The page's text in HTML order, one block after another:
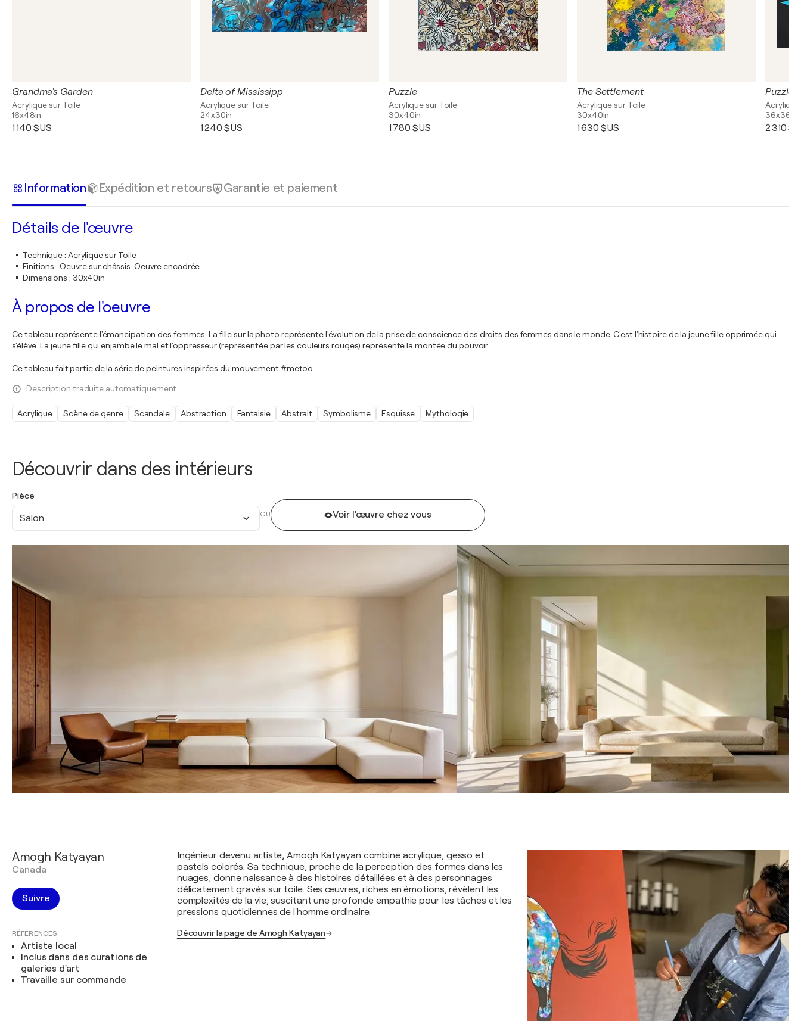
Découvrir dans des intérieurs
Pièce
Salon OU Voir l'œuvre chez vous
Grandma's Garden
Acrylique sur Toile
16x48in
1 140 $US
Delta of Mississipp
Acrylique sur Toile
24x30in
1 240 $US
Puzzle
Acrylique sur Toile
30x40in
1 780 $US
The Settlement
Acrylique sur Toile
30x40in
1 630 $US
Puzzle
36x36in
2 310
Information Expédition et retours Garantie et paiement
Détails de l'œuvre
Technique: Acrylique sur Toile
Finitions : Oeuvre sur châssis. Oeuvre encadrée.
Dimensions : 30x40in
À propos de l'oeuvre
Ce tableau représente l'émancipation des femmes. La fille sur la photo représente l'évolution de la prise de conscience des droits des femmes dans le monde. C'est l'histoire de la jeune fille opprimée qui
s'élève. La jeune fille qui enjambe le mal et l'oppresseur (représentée par les couleurs rouges) représente la montée du pouvoir.
Ce tableau fait partie de la série de peintures inspirées du mouvement #metoo.
Description traduite automatiquement.
Acrylique Scène de genre Scandale Abstraction Fantaisie Abstrait Symbolisme Esquisse Mythologie
Amogh Katyayan
Canada
Suivre
RÉFÉRENCES
Artiste local
Inclus dans des curations de
galeries d'art
Travaille sur commande
Ingénieur devenu artiste, Amogh Katyayan combine acrylique, gesso et
pastels colorés. Sa technique, proche de la perception des formes dans les
nuages, donne naissance à des histoires détaillées et à des personnages
délicatement gravés sur toile. Ses œuvres, riches en émotions, révèlent les
complexités de la vie, suscitant une profonde empathie pour les tâches et les
pressions quotidiennes de l'homme ordinaire.
Découvrir la page de Amogh Katyayan